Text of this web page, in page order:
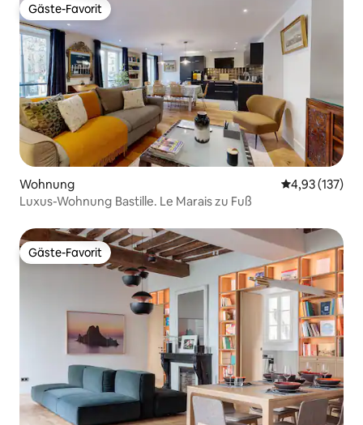
Gäste-Favorit
Gäste-Favorit
Wohnung
4,93 (137)
Luxus-Wohnung Bastille. Le Marais zu Fuß
Gäste-Favorit
Gäste-Favorit